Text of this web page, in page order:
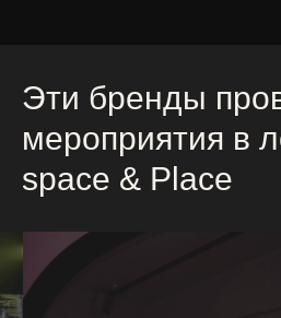
Эти бренды
мероприятия в
spaсe & Place